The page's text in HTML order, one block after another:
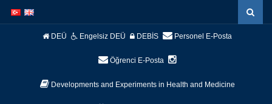
atla
atla
DEÜ Engelsiz DEÜ DEBİS Personel E-Posta
Öğrenci E-Posta
Developments and Experiments in Health and Medicine